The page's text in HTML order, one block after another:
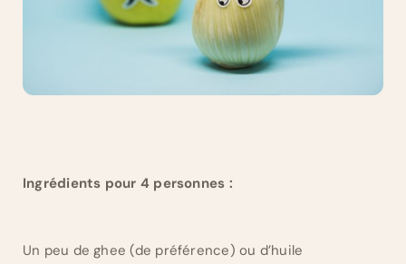
Ingrédients pour 4 personnes :
Un peu de ghee (de préférence) ou d’huile